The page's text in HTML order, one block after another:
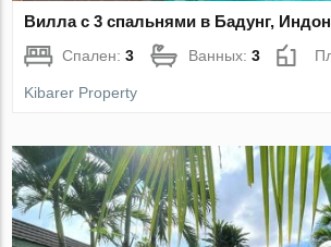
Вилла с 3 спальнями в Бадунг,
Спален:3 Ванных:3
Kibarer Property